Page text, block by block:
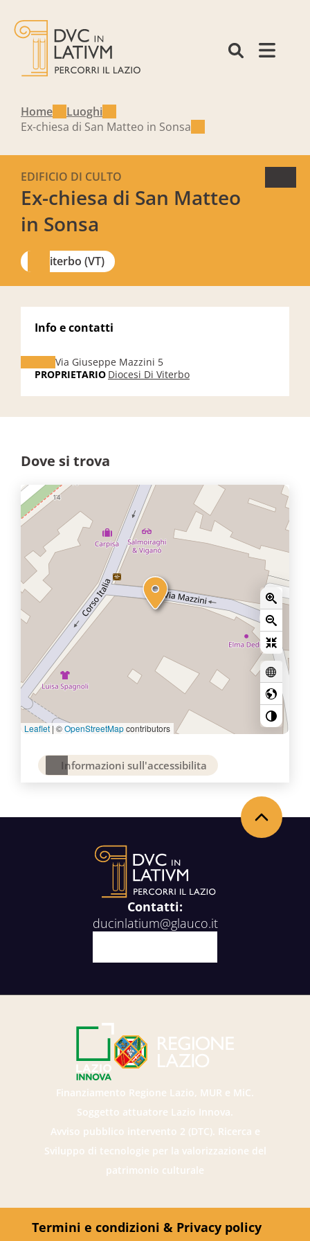
Home
Luoghi
Ex-chiesa di San Matteo in Sonsa
Ex-chiesa di San Matteo
in Sonsa
EDIFICIO DI CULTO
Viterbo (VT)
Info e contatti
Via Giuseppe Mazzini 5
PROPRIETARIO Diocesi Di Viterbo
Dove si trova
Leaflet | ©OpenStreetMapcontributors
Informazioni sull'accessibilita
Contatti:
ducinlatium@glauco.it
Finanziamento Regione Lazio, MUR e MiC.
Soggetto attuatore Lazio Innova.
Avviso pubblico intervento 2 (DTC). Ricerca e
Sviluppo di tecnologie per la valorizzazione del
patrimonio culturale
Termini e condizioni & Privacy policy
Torna in alto